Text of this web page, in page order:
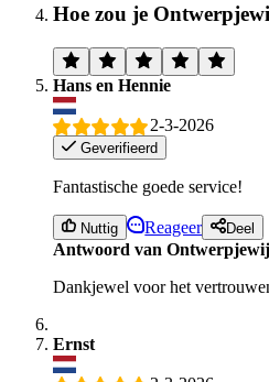
Hoe zou je
Hans en Hennie
2-3-2026
Geverifieerd
Fantastische goede service!
Nuttig Reageer Deel
Antwoord van
Dankjewel voor het
Ernst